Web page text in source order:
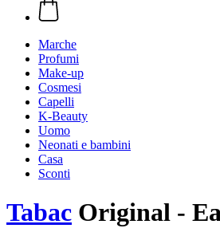
Marche
Profumi
Make-up
Cosmesi
Capelli
K-Beauty
Uomo
Neonati e bambini
Casa
Sconti
Tabac Original -